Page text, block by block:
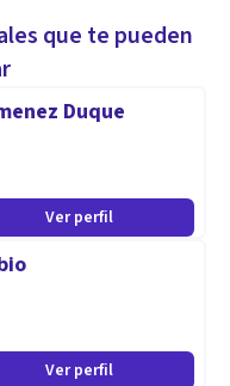
que te pueden
Duque
Ver perfil
Ver perfil